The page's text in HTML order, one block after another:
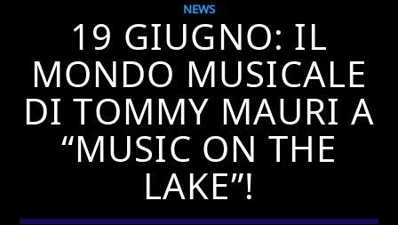
NEWS
19 GIUGNO: IL
MONDO MUSICALE
DI TOMMY MAURI A
“MUSIC ON THE
LAKE”!